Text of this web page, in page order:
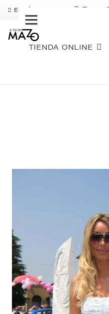
ENVÍO GRATIS Pago
TIENDA ONLINE